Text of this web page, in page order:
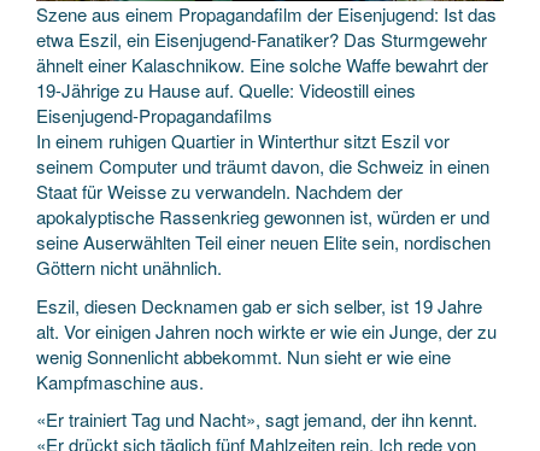
Szene aus einem Propagandafilm der Eisenjugend: Ist das
etwa Eszil, ein Eisenjugend-Fanatiker? Das Sturmgewehr
ähnelt einer Kalaschnikow. Eine solche Waffe bewahrt der
19-Jährige zu Hause auf. Quelle: Videostill eines
Eisenjugend-Propagandafilms
In einem ruhigen Quartier in Winterthur sitzt Eszil vor
seinem Computer und träumt davon, die Schweiz in einen
Staat für Weisse zu verwandeln. Nachdem der
apokalyptische Rassenkrieg gewonnen ist, würden er und
seine Auserwählten Teil einer neuen Elite sein, nordischen
Göttern nicht unähnlich.
Eszil, diesen Decknamen gab er sich selber, ist 19 Jahre
alt. Vor einigen Jahren noch wirkte er wie ein Junge, der zu
wenig Sonnenlicht abbekommt. Nun sieht er wie eine
Kampfmaschine aus.
«Er trainiert Tag und Nacht», sagt jemand, der ihn kennt.
«Er drückt sich täglich fünf Mahlzeiten rein. Ich rede von